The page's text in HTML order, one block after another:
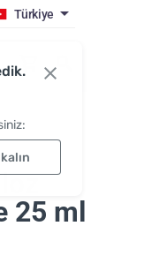
Türkiye
25 ml